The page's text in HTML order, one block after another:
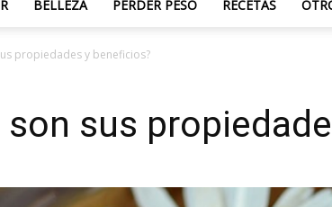
BELLEZA PERDER PESO RECETAS
propiedades y beneficios?
sus